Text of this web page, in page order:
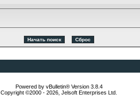
Powered by vBulletin® Version 3.8.4
Copyright ©2000 - 2026, Jelsoft Enterprises Ltd.